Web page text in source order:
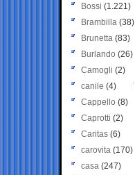
Bossi (1.221)
Brambilla (38)
Brunetta (83)
Burlando (26)
Camogli (2)
canile (4)
Cappello (8)
Caprotti (2)
Caritas (6)
carovita (170)
casa (247)